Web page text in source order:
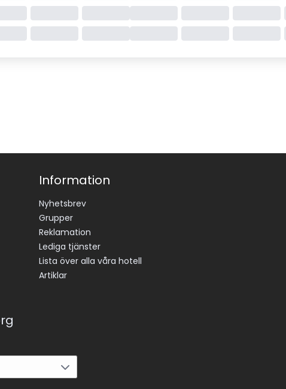
Information
Nyhetsbrev
Grupper
Reklamation
Lediga tjänster
Lista över alla våra hotell
Artiklar